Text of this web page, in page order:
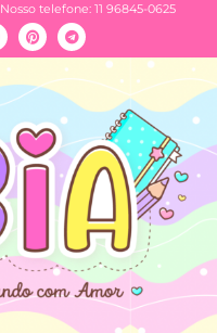
Nosso telefone: 11 96845-0625